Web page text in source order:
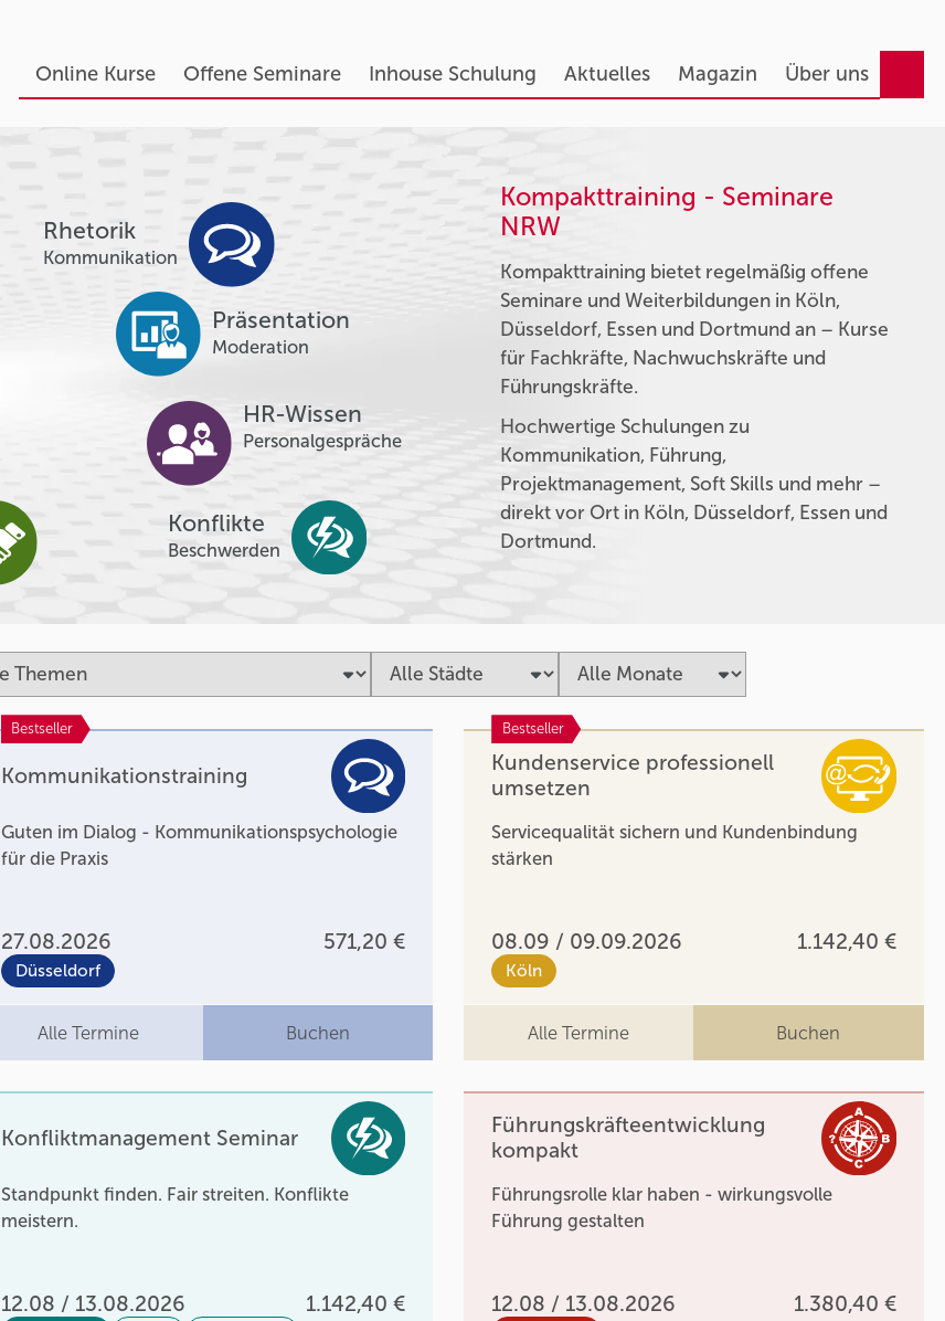
Online Kurse Offene Seminare Inhouse Schulung Aktuelles Magazin Über uns
Konflikte
Beschwerden
HR-Wissen
Personalgespräche
Präsentation
Moderation
Rhetorik
Kommunikation
Kompakttraining - Seminare
NRW
Kompakttraining bietet regelmäßig offene
Seminare und Weiterbildungen in Köln,
Düsseldorf, Essen und Dortmund an – Kurse
für Fachkräfte, Nachwuchskräfte und
Führungskräfte.
Hochwertige Schulungen zu
Kommunikation, Führung,
Projektmanagement, Soft Skills und mehr –
direkt vor Ort in Köln, Düsseldorf, Essen und
Dortmund.
Bestseller
Kommunikationstraining
Guten im Dialog - Kommunikationspsychologie
für die Praxis
27.08.2026 571,20 €
Düsseldorf
Alle Termine Buchen
Bestseller
Kundenservice professionell
umsetzen
Servicequalität sichern und Kundenbindung
stärken
08.09 / 09.09.2026 1.142,40 €
Köln
Alle Termine Buchen
Konfliktmanagement Seminar
Standpunkt finden. Fair streiten. Konflikte
meistern.
12.08 / 13.08.2026 1.142,40 €
Führungskräfteentwicklung
kompakt
Führungsrolle klar haben - wirkungsvolle
Führung gestalten
12.08 / 13.08.2026 1.380,40 €